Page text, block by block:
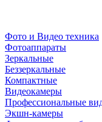
Фото и Видео техника
Фотоаппараты
Зеркальные
Беззеркальные
Компактные
Видеокамеры
Профессиональные
Экшн-камеры